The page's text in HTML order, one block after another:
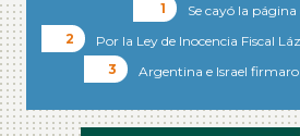
Se cayó la página
Por la Ley de Inocencia Fiscal
Argentina e Israel